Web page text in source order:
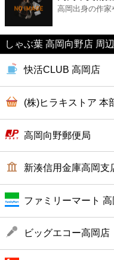
カフェ
ショッピング
公共
高岡出身の作家
しゃぶ葉 高岡向野店 周
快活CLUB 高岡店
(株)ヒラキストア 本
高岡向野郵便局
新湊信用金庫高岡支
ファミリーマート
ビッグエコー高岡店